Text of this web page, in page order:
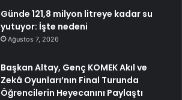
Günde 121,8 milyon litreye kadar su
yutuyor: İşte nedeni
Ağustos 7, 2026
Başkan Altay, Genç KOMEK Akıl ve
Zekâ Oyunları’nın Final Turunda
Öğrencilerin Heyecanını Paylaştı